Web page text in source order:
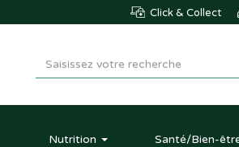
Click & Collect
Nutrition Santé/Bien-